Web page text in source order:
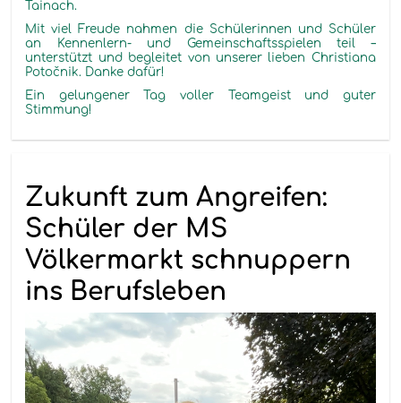
Tainach.
Mit viel Freude nahmen die Schülerinnen und Schüler
an Kennenlern- und Gemeinschaftsspielen teil –
unterstützt und begleitet von unserer lieben Christiana
Potočnik. Danke dafür!
Ein gelungener Tag voller Teamgeist und guter
Stimmung!
Zukunft zum Angreifen:
Schüler der MS
Völkermarkt schnuppern
ins Berufsleben